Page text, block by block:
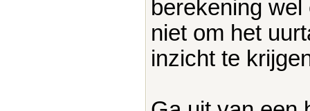
berekening
niet om het
inzicht te